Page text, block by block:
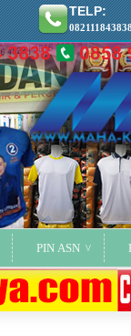
PIN ASN
TELP: